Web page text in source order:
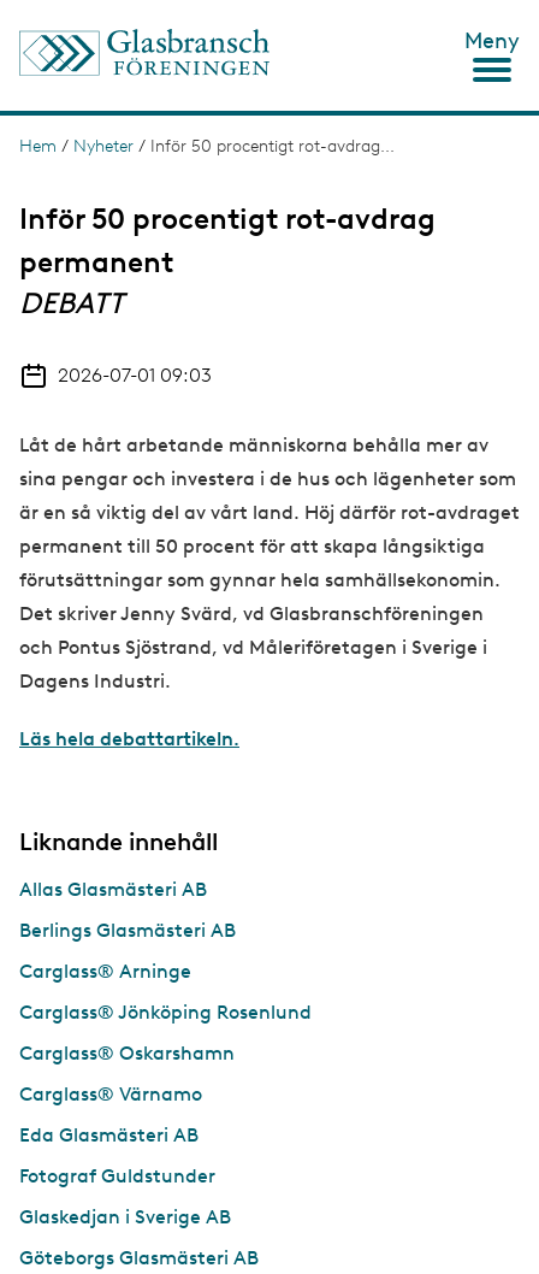
Meny
L
n
k
s
i
Hem / Nyheter / Inför 50 procentigt rot-avdrag...
Inför 50 procentigt rot-avdrag
permanent
DEBATT
2026-07-01 09:03
Låt de hårt arbetande människorna behålla mer av
sina pengar och investera i de hus och lägenheter som
är en så viktig del av vårt land. Höj därför rot-avdraget
permanent till 50 procent för att skapa långsiktiga
förutsättningar som gynnar hela samhällsekonomin.
Det skriver Jenny Svärd, vd Glasbranschföreningen
och Pontus Sjöstrand, vd Måleriföretagen i Sverige i
Dagens Industri.
Läs hela debattartikeln.
Liknande innehåll
Allas Glasmästeri AB
Berlings Glasmästeri AB
Carglass® Arninge
Carglass® Jönköping Rosenlund
Carglass® Oskarshamn
Carglass® Värnamo
Eda Glasmästeri AB
Fotograf Guldstunder
Glaskedjan i Sverige AB
Göteborgs Glasmästeri AB